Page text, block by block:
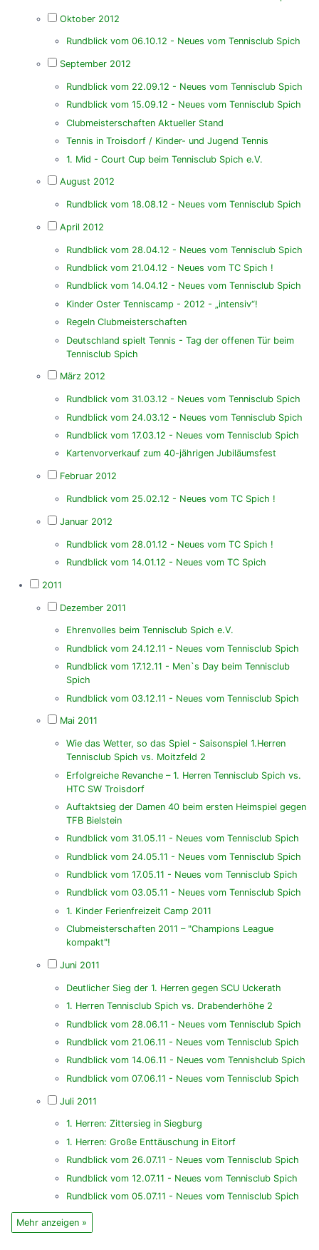
Oktober 2012
Rundblick vom 06.10.12 - Neues vom Tennisclub Spich
September 2012
Rundblick vom 22.09.12 - Neues vom Tennisclub Spich
Rundblick vom 15.09.12 - Neues vom Tennisclub Spich
Clubmeisterschaften Aktueller Stand
Tennis in Troisdorf / Kinder- und Jugend Tennis
1. Mid - Court Cup beim Tennisclub Spich e.V.
August 2012
Rundblick vom 18.08.12 - Neues vom Tennisclub Spich
April 2012
Rundblick vom 28.04.12 - Neues vom Tennisclub Spich
Rundblick vom 21.04.12 - Neues vom TC Spich !
Rundblick vom 14.04.12 - Neues vom Tennisclub Spich
Kinder Oster Tenniscamp - 2012 - „intensiv“!
Regeln Clubmeisterschaften
Deutschland spielt Tennis - Tag der offenen Tür beim
Tennisclub Spich
März 2012
Rundblick vom 31.03.12 - Neues vom Tennisclub Spich
Rundblick vom 24.03.12 - Neues vom Tennisclub Spich
Rundblick vom 17.03.12 - Neues vom Tennisclub Spich
Kartenvorverkauf zum 40-jährigen Jubiläumsfest
Februar 2012
Rundblick vom 25.02.12 - Neues vom TC Spich !
Januar 2012
Rundblick vom 28.01.12 - Neues vom TC Spich !
Rundblick vom 14.01.12 - Neues vom TC Spich
2011
Dezember 2011
Ehrenvolles beim Tennisclub Spich e.V.
Rundblick vom 24.12.11 - Neues vom Tennisclub Spich
Rundblick vom 17.12.11 - Men`s Day beim Tennisclub
Spich
Rundblick vom 03.12.11 - Neues vom Tennisclub Spich
Mai 2011
Wie das Wetter, so das Spiel - Saisonspiel 1.Herren
Tennisclub Spich vs. Moitzfeld 2
Erfolgreiche Revanche – 1. Herren Tennisclub Spich vs.
HTC SW Troisdorf
Auftaktsieg der Damen 40 beim ersten Heimspiel gegen
TFB Bielstein
Rundblick vom 31.05.11 - Neues vom Tennisclub Spich
Rundblick vom 24.05.11 - Neues vom Tennisclub Spich
Rundblick vom 17.05.11 - Neues vom Tennisclub Spich
Rundblick vom 03.05.11 - Neues vom Tennisclub Spich
1. Kinder Ferienfreizeit Camp 2011
Clubmeisterschaften 2011 – "Champions League
kompakt"!
Juni 2011
Deutlicher Sieg der 1. Herren gegen SCU Uckerath
1. Herren Tennisclub Spich vs. Drabenderhöhe 2
Rundblick vom 28.06.11 - Neues vom Tennisclub Spich
Rundblick vom 21.06.11 - Neues vom Tennisclub Spich
Rundblick vom 14.06.11 - Neues vom Tennishclub Spich
Rundblick vom 07.06.11 - Neues vom Tennisclub Spich
Juli 2011
1. Herren: Zittersieg in Siegburg
1. Herren: Große Enttäuschung in Eitorf
Rundblick vom 26.07.11 - Neues vom Tennisclub Spich
Rundblick vom 12.07.11 - Neues vom Tennisclub Spich
Rundblick vom 05.07.11 - Neues vom Tennisclub Spich
Mehr anzeigen »